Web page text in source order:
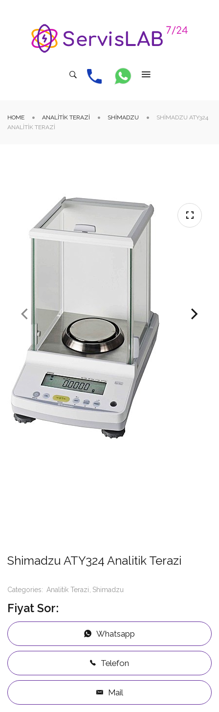
HOME ANALITIK TERAZI SHIMADZU
SHIMADZU ATY324
ANALITIK TERAZI
Shimadzu ATY324 Analitik Terazi
Categories: Analitik Terazi Shimadzu
Fiyat Sor:
Whatsapp
Telefon
Mail